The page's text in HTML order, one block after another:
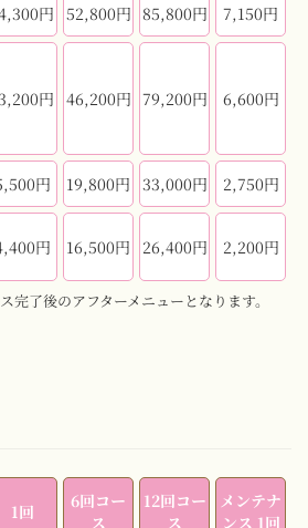
円 52,800円 85,800円 7,150円
円 46,200円 79,200円 6,600円
円 19,800円 33,000円 2,750円
円 16,500円 26,400円 2,200円
完了後のアフターメニューとなります。
1回
6回コー
ス
12回コー
ス
メンテナ
ンス 1回